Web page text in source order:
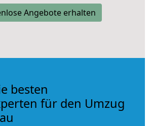
Angebote erhalten
besten
für den Umzug